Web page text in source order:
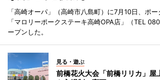
「高崎オーパ」（高崎市八島町）に7月10日、ポ
「マロリーポークステーキ高崎OPA店」（TEL
ープンした。
見る・遊ぶ
前橋花火大会「前橋リリカ」